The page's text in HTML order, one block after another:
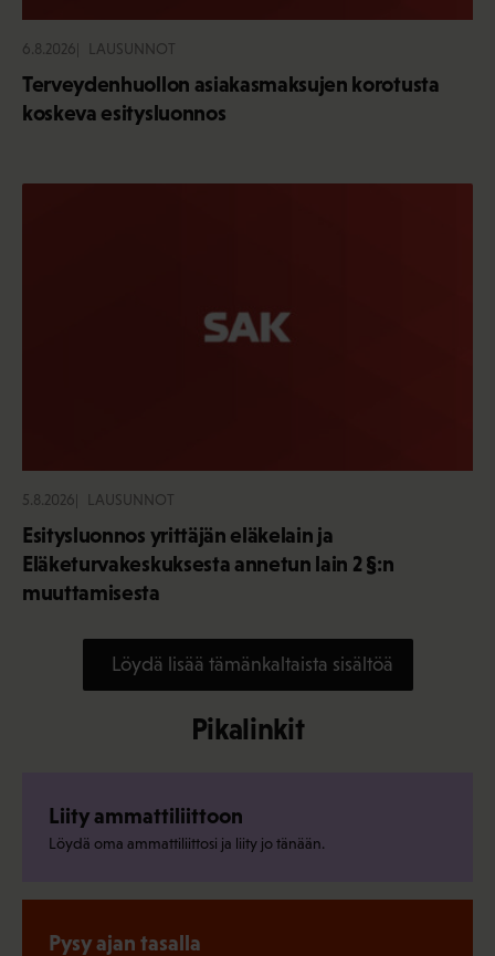
6.8.2026 LAUSUNNOT
Terveydenhuollon asiakasmaksujen korotusta
koskeva esitysluonnos
5.8.2026 LAUSUNNOT
Esitysluonnos yrittäjän eläkelain ja
Eläketurvakeskuksesta annetun lain 2 §:n
muuttamisesta
Löydä lisää tämänkaltaista sisältöä
Pikalinkit
Liity ammattiliittoon
Löydä oma ammattiliittosi ja liity jo tänään.
Pysy ajan tasalla